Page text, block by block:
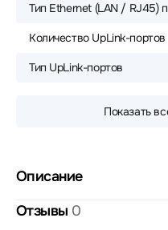
Тип Ethernet (LAN / RJ45)
Количество UpLink-портов
Тип UpLink-портов
Показать
Описание
Отзывы 0